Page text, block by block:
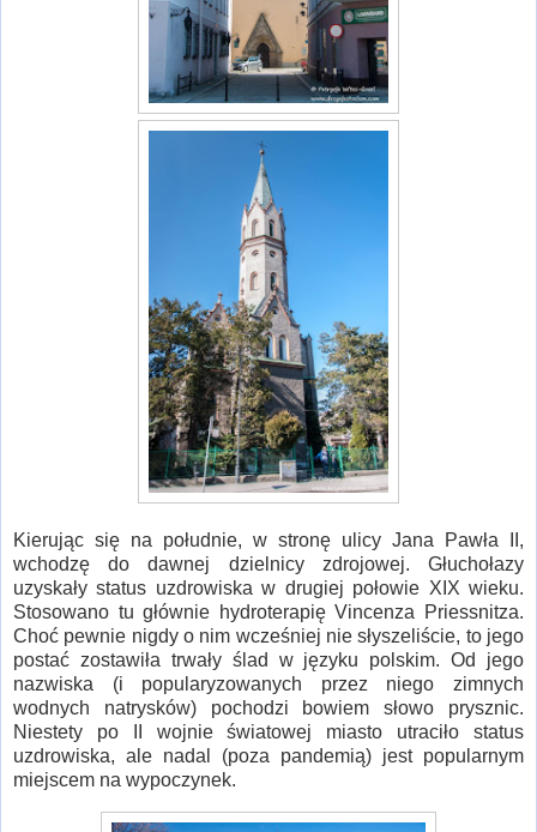
Kierując się na południe, w stronę ulicy Jana Pawła II,
wchodzę do dawnej dzielnicy zdrojowej. Głuchołazy
uzyskały status uzdrowiska w drugiej połowie XIX wieku.
Stosowano tu głównie hydroterapię Vincenza Priessnitza.
Choć pewnie nigdy o nim wcześniej nie słyszeliście, to jego
postać zostawiła trwały ślad w języku polskim. Od jego
nazwiska (i popularyzowanych przez niego zimnych
wodnych natrysków) pochodzi bowiem słowo prysznic.
Niestety po II wojnie światowej miasto utraciło status
uzdrowiska, ale nadal (poza pandemią) jest popularnym
miejscem na wypoczynek.